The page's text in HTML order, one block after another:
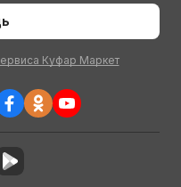
Куфар Маркет